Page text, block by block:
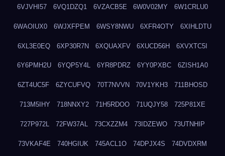
6VJVHI57 6VQ1DZQ1 6VZACB5E 6W0V02MY 6W1CRLU0
6WAOIUX0 6WJXFPEM 6WSY8NWU 6XFR4OTY 6XIHLDTU
6XL3E0EQ 6XP30R7N 6XQUAXFV 6XUCD56H 6XVXTC5I
6Y6PMH2U 6YQP5Y4L 6YR8PDRZ 6YY0PXBC 6ZISH1A0
6ZT4UC5F 6ZYCUFVQ 70T7NVVN 70V1YKH3 711BHOSD
713M5IHY 718NNXY2 71H5RDOO 71UQJY58 725P81XE
727P972L 72FW37AL 73CXZZM4 73IDZEWO 73UTNHIP
73VKAF4E 740HGIUK 745ACL1O 74DPJX4S 74DVDXRM